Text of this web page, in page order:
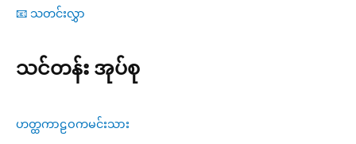
📧 သတင်းလွှာ
သင်တန်း အုပ်စု
ဟတ္ထကာဠဝကမင်းသား